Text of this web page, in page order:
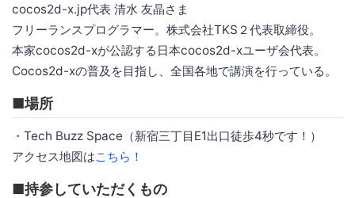
cocos2d-x.jp代表 清水 友晶さま
フリーランスプログラマー。株式会社TKS２代表取締役。
本家cocos2d-xが公認する日本cocos2d-xユーザ会代表。
Cocos2d-xの普及を目指し、全国各地で講演を行っている。
■場所
・Tech Buzz Space（新宿三丁目E1出口徒歩4秒です！）
アクセス地図はこちら！
■持参していただくもの